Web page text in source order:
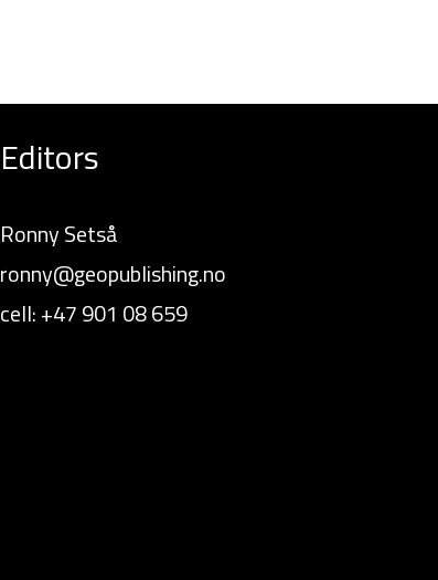
Editors
Ronny Setså
ronny@geopublishing.no
cell: +47 901 08 659